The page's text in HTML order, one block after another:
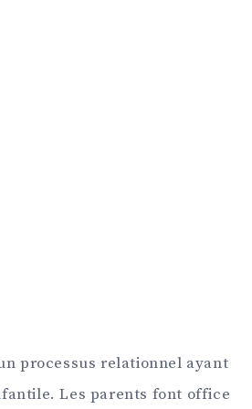
processus relationnel ayant
Les parents font office